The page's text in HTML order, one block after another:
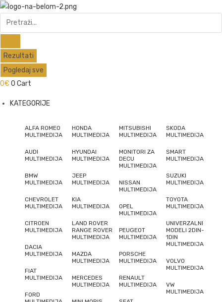
Skip
to
content
Search
...
Rezultati
Pogledaj sve
0€0 Cart
KATEGORIJE
ALFA ROMEO
MULTIMEDIJA
AUDI
MULTIMEDIJA
BMW
MULTIMEDIJA
CHEVROLET
MULTIMEDIJA
CITROEN
MULTIMEDIJA
DACIA
MULTIMEDIJA
FIAT
MULTIMEDIJA
FORD
HONDA
MULTIMEDIJA
HYUNDAI
MULTIMEDIJA
JEEP
MULTIMEDIJA
KIA
MULTIMEDIJA
LAND ROVER
RANGE ROVER
MULTIMEDIJA
MAZDA
MULTIMEDIJA
MERCEDES
MULTIMEDIJA
MITSUBISHI
MULTIMEDIJA
MONITORI ZA
DECU
MULTIMEDIJA
NISSAN
MULTIMEDIJA
OPEL
MULTIMEDIJA
PEUGEOT
MULTIMEDIJA
PORSCHE
MULTIMEDIJA
RENAULT
MULTIMEDIJA
SKODA
MULTIMEDIJA
SMART
MULTIMEDIJA
SUZUKI
MULTIMEDIJA
TOYOTA
MULTIMEDIJA
UNIVERZALNI
MODELI 2DIN-
1DIN
MULTIMEDIJA
VOLVO
MULTIMEDIJA
VW
MULTIMEDIJA